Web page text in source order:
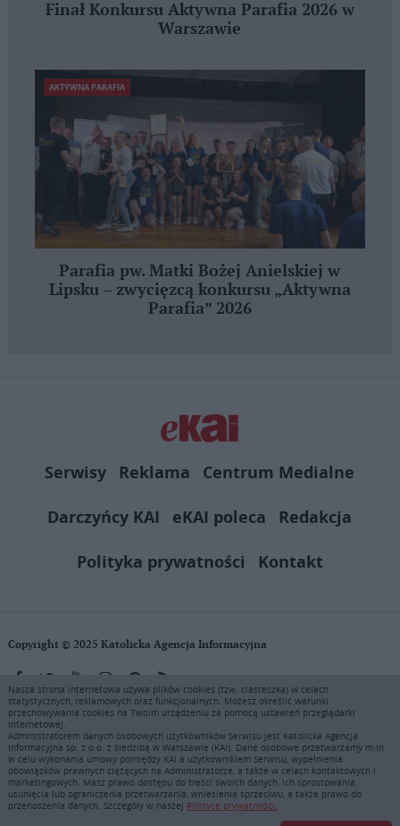
Finał Konkursu Aktywna Parafia 2026 w
Warszawie
AKTYWNA PARAFIA
Parafia pw. Matki Bożej Anielskiej w
Lipsku – zwycięzcą konkursu „Aktywna
Parafia” 2026
Serwisy Reklama
Centrum Medialne
Darczyńcy KAI
eKAI poleca
Redakcja
Polityka prywatności
Kontakt
Copyright © 2025 Katolicka Agencja Informacyjna
KAI zastrzega wszelkie prawa do serwisu. Użytkownicy mogą pobierać
i drukować fragmenty zawartości serwisu internetowego www.ekai.pl
wyłącznie do użytku osobistego. Publikacja, rozpowszechnianie
zawartości niniejszego serwisu lub jej sprzedaż (także framing i in.
podobne metody), są bez uprzedniej pisemnej zgody KAI zabronione i
stanowią naruszenie ustaw o prawie autorskim, ochronie baz danych i
uczciwej konkurencji - będą ścigane przy pomocy wszelkich
dostępnych środków prawnych. Zapraszamy do prenumeraty serwisu
Nasza strona internetowa używa plików cookies (tzw. ciasteczka) w celach
statystycznych, reklamowych oraz funkcjonalnych. Możesz określić warunki
przechowywania cookies na Twoim urządzeniu za pomocą ustawień przeglądarki
internetowej.
Administratorem danych osobowych użytkowników Serwisu jest Katolicka Agencja
Informacyjna sp. z o.o. z siedzibą w Warszawie (KAI). Dane osobowe przetwarzamy m.in.
w celu wykonania umowy pomiędzy KAI a użytkownikiem Serwisu, wypełnienia
obowiązków prawnych ciążących na Administratorze, a także w celach kontaktowych i
marketingowych. Masz prawo dostępu do treści swoich danych, ich sprostowania,
usunięcia lub ograniczenia przetwarzania, wniesienia sprzeciwu, a także prawo do
przenoszenia danych. Szczegóły w naszej Polityce prywatności.